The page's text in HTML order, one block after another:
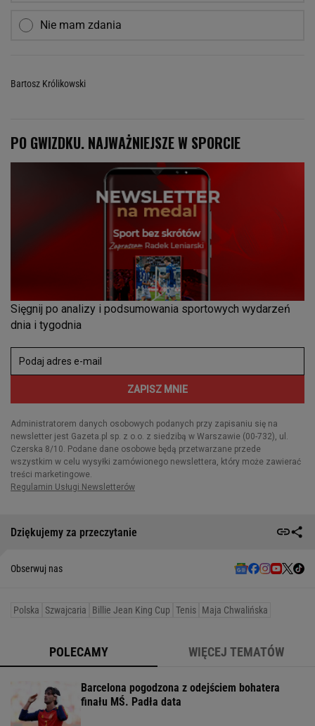
Nie mam zdania
Bartosz Królikowski
Dziękujemy za przeczytanie
Obserwuj nas
Polska Szwajcaria Billie Jean King Cup Tenis Maja Chwalińska
POLECAMY WIĘCEJ TEMATÓW
Barcelona pogodzona z odejściem bohatera
finału MŚ. Padła data